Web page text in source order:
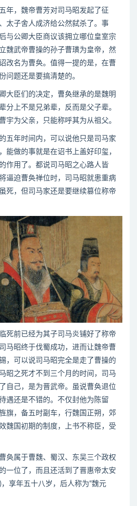
，魏帝曹芳对司马昭发起了征
太子舍人成济给公然弑杀了。事
与公卿大臣商议该拥立哪位皇室宗
魏武帝曹操的孙子曹璜为皇帝，然
改名为曹奂。值得一提的是，在曹
问题还是要搞清楚的。
臣们的决定，曹奂继承的是魏明
分上不是兄弟辈，反而是父子辈。
宇为父亲，只能称呼其为从祖父。
年时间内，可以说他只是司马家
能做的事就是在诏书上盖好印玺，
作用了。都说司马昭之心路人皆
逼迫曹奂禅位时，司马昭就患重病
死，但司马家还是要继续篡位称帝
前已经为其子司马炎铺好了称帝
马昭终于伐蜀成功，进而让魏帝曹
，可以说司马昭完全是走了曹操的
昭之死才不到三个月的时间，司马
自己，是为晋武帝。虽说曹奂退位
遇还是不错的。不仅封他为陈留
旗，备五时副车，行魏国正朔，郊
魏国初期的制度，上书不称臣，受
属于曹魏、蜀汉、东吴三个政权
一位了，而且还活到了晋惠帝太安
享年五十八岁，后人称为“魏元